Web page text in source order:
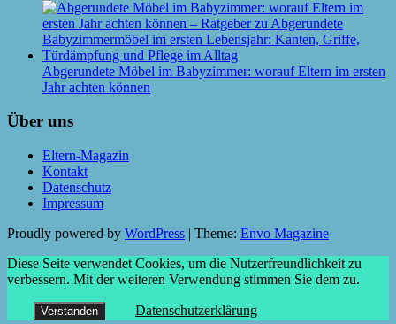
Abgerundete Möbel im Babyzimmer: worauf Eltern im ersten
Jahr achten können
Über uns
Eltern-Magazin
Kontakt
Datenschutz
Impressum
Proudly powered by WordPress | Theme: Envo Magazine
Diese Seite verwendet Cookies, um die Nutzerfreundlichkeit zu
verbessern. Mit der weiteren Verwendung stimmen Sie dem zu.
Verstanden Datenschutzerklärung